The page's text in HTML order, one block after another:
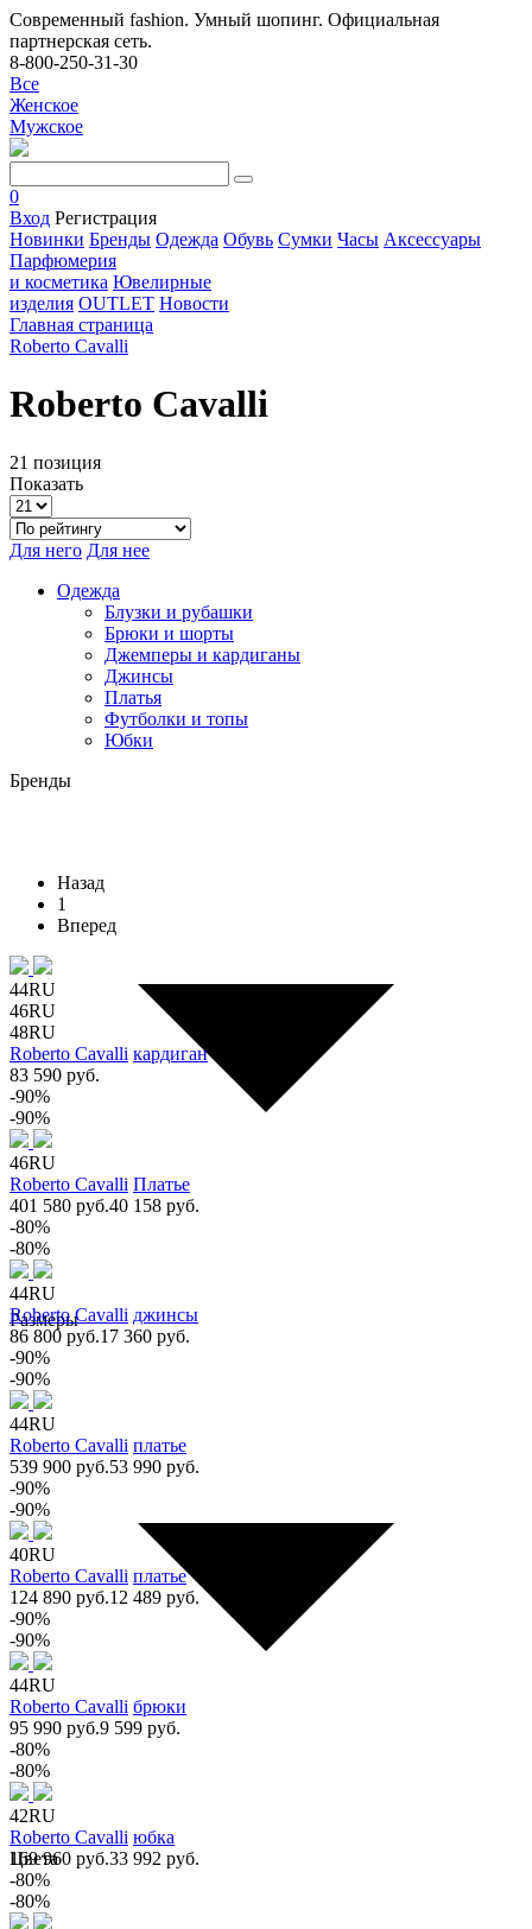
Современный fashion. Умный шопинг. Официальная
партнерская сеть.
8-800-250-31-30
Все
Женское
Мужское
0
Вход Регистрация
Новинки Бренды Одежда Обувь Сумки Часы Аксессуары
Парфюмерия
и косметика Ювелирные
изделия OUTLET Новости
Главная страница
Roberto Cavalli
Roberto Cavalli
21 позиция
Показать
Для него Для нее
Одежда
Блузки и рубашки
Брюки и шорты
Джемперы и кардиганы
Джинсы
Платья
Футболки и топы
Юбки
Бренды
Размеры
Цвета
Назад
1
Вперед
44RU
46RU
48RU
Roberto Cavalli кардиган
83 590 руб.
-90%
-90%
46RU
Roberto Cavalli Платье
401 580 руб.40 158 руб.
-80%
-80%
44RU
Roberto Cavalli джинсы
86 800 руб.17 360 руб.
-90%
-90%
44RU
Roberto Cavalli платье
539 900 руб.53 990 руб.
-90%
-90%
40RU
Roberto Cavalli платье
124 890 руб.12 489 руб.
-90%
-90%
44RU
Roberto Cavalli брюки
95 990 руб.9 599 руб.
-80%
-80%
42RU
Roberto Cavalli юбка
169 960 руб.33 992 руб.
-80%
-80%